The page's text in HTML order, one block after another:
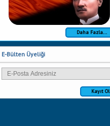
Daha Fazla...
E-Bülten Üyeliği
Kayıt Ol